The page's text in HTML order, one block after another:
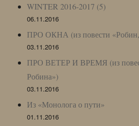
WINTER 2016-2017 (5)
06.11.2016
ПРО ОКНА (из повести
03.11.2016
ПРО ВЕТЕР И ВРЕМЯ (из
Робина»)
03.11.2016
Из «Монолога о пути»
01.11.2016